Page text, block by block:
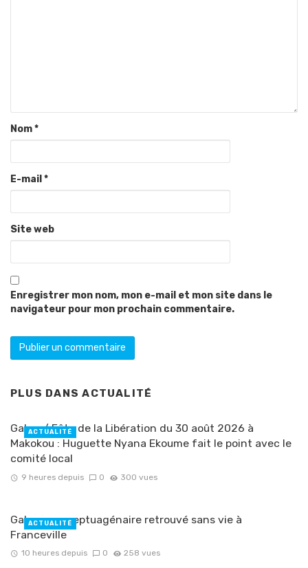
Nom*
E-mail *
Site web
Enregistrer mon nom, mon e-mail et mon site dans le
navigateur pour mon prochain commentaire.
PLUS DANSACTUALITÉ
Gabon/ Fête de la Libération du 30 août 2026 à
Makokou : Huguette Nyana Ekoume fait le point avec le
comité local
9 heures depuis 0 300 vues
ACTUALITÉ
Gabon : un septuagénaire retrouvé sans vie à
Franceville
10 heures depuis 0 258 vues
ACTUALITÉ